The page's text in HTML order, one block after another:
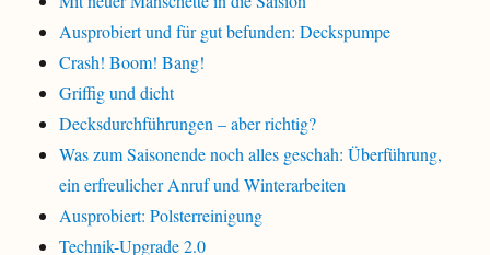
Ausprobiert und für gut befunden: Deckspumpe
Crash! Boom! Bang!
Griffig und dicht
Decksdurchführungen – aber richtig?
Was zum Saisonende noch alles geschah: Überführung,
ein erfreulicher Anruf und Winterarbeiten
Ausprobiert: Polsterreinigung
Technik-Upgrade 2.0